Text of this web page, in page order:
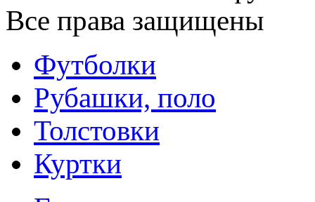
Все права защищены
Футболки
Рубашки, поло
Толстовки
Куртки